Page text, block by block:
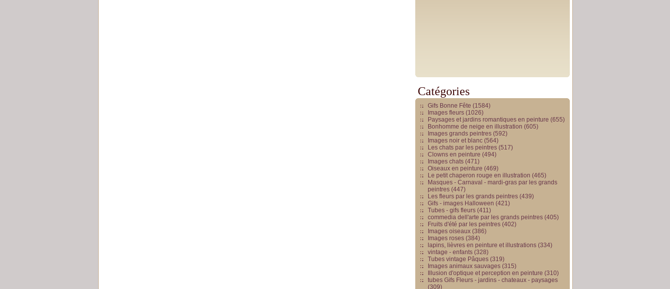
Catégories
Gifs Bonne Fête (1584)
Images fleurs (1026)
Paysages et jardins romantiques en peinture (655)
Bonhomme de neige en illustration (605)
Images grands peintres (592)
Images noir et blanc (564)
Les chats par les peintres (517)
Clowns en peinture (494)
Images chats (471)
Oiseaux en peinture (469)
Le petit chaperon rouge en illustration (465)
Masques - Carnaval - mardi-gras par les grands
peintres (447)
Les fleurs par les grands peintres (439)
Gifs - images Halloween (421)
Tubes - gifs fleurs (411)
commedia dell'arte par les grands peintres (405)
Fruits d'été par les peintres (402)
Images oiseaux (386)
Images roses (384)
lapins, lièvres en peinture et illustrations (334)
vintage - enfants (328)
Tubes vintage Pâques (319)
Images animaux sauvages (315)
Illusion d'optique et perception en peinture (310)
tubes Gifs Fleurs - jardins - chateaux - paysages
(309)